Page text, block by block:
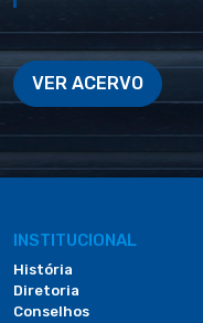
VER ACERVO
INSTITUCIONAL
História
Diretoria
Conselhos